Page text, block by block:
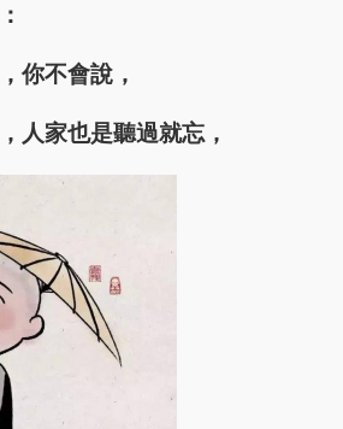
你不會說，
人家也是聽過就忘，